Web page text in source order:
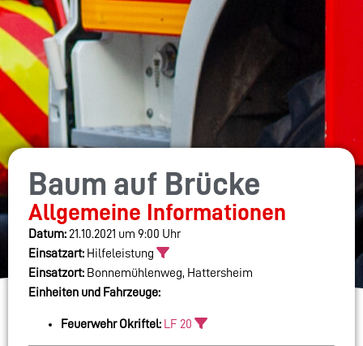
Baum auf Brücke
Allgemeine Informationen
Datum: 21.10.2021 um 9:00 Uhr
Einsatzart: Hilfeleistung
Einsatzort: Bonnemühlenweg, Hattersheim
Einheiten und Fahrzeuge:
Feuerwehr Okriftel: LF 20